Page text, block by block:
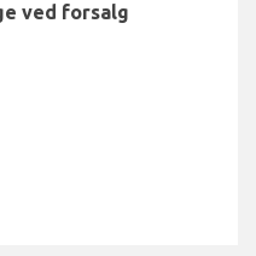
ved forsalg